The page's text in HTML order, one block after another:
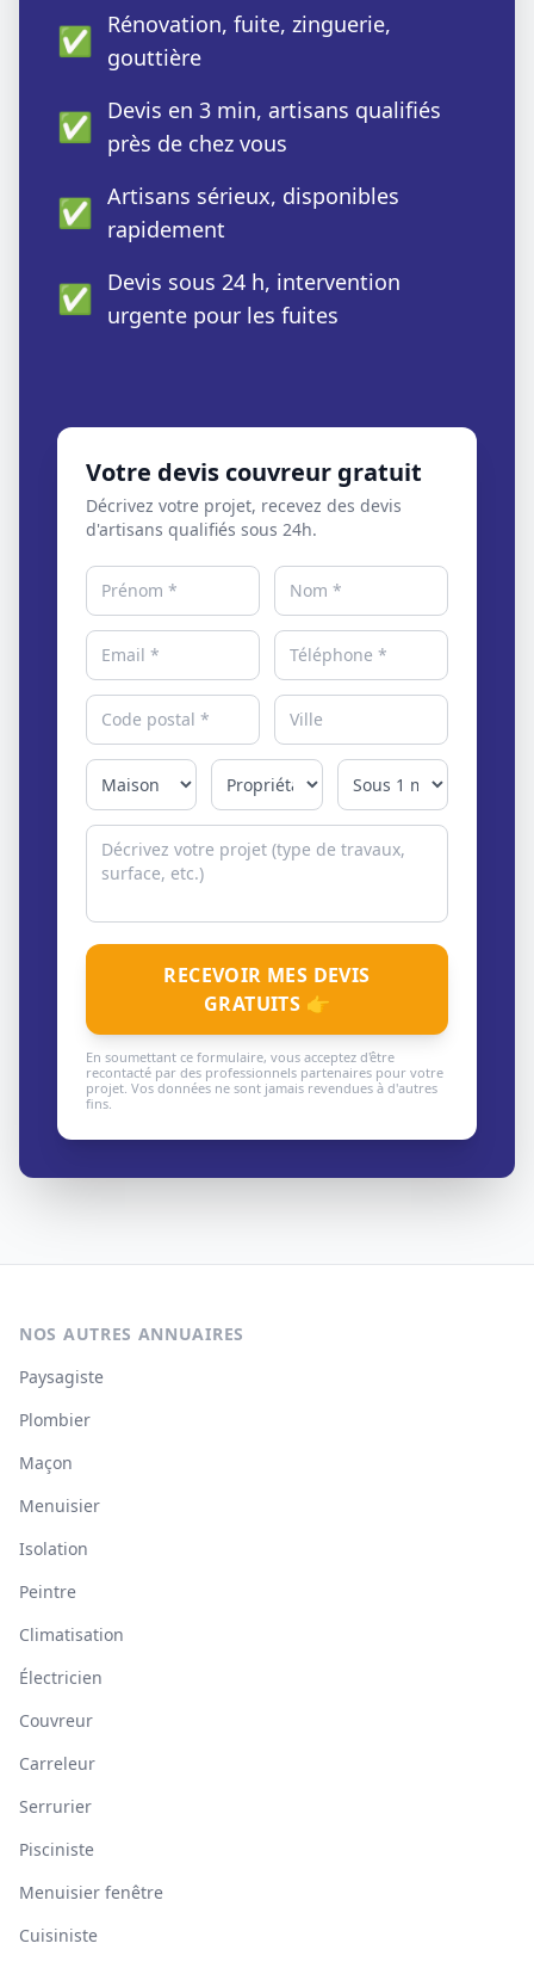
✅ Rénovation, fuite, zinguerie,
gouttière
✅ Devis en 3 min, artisans qualifiés
près de chez vous
✅ Artisans sérieux, disponibles
rapidement
✅ Devis sous 24 h, intervention
urgente pour les fuites
Votre devis couvreur gratuit
Décrivez votre projet, recevez des devis
d'artisans qualifiés sous 24h.
RECEVOIR MES DEVIS
GRATUITS 👉
En soumettant ce formulaire, vous acceptez d'être
recontacté par des professionnels partenaires pour votre
projet. Vos données ne sont jamais revendues à d'autres
fins.
NOS AUTRES ANNUAIRES
Paysagiste
Plombier
Maçon
Menuisier
Isolation
Peintre
Climatisation
Électricien
Couvreur
Carreleur
Serrurier
Pisciniste
Menuisier fenêtre
Cuisiniste